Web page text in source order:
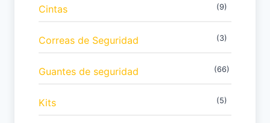
Cintas (9)
Correas de Seguridad (3)
Guantes de seguridad (66)
Kits (5)